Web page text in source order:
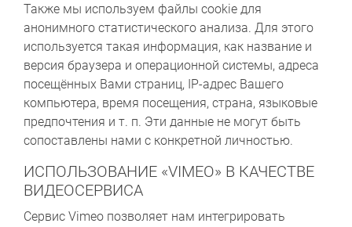
Также мы используем файлы cookie для
анонимного статистического анализа. Для этого
используется такая информация, как название и
версия браузера и операционной системы, адреса
посещённых Вами страниц, IP-адрес Вашего
компьютера, время посещения, страна, языковые
предпочтения и т. п. Эти данные не могут быть
сопоставлены нами с конкретной личностью.
ИСПОЛЬЗОВАНИЕ «VIMEO» В КАЧЕСТВЕ
ВИДЕОСЕРВИСА
Сервис Vimeo позволяет нам интегрировать